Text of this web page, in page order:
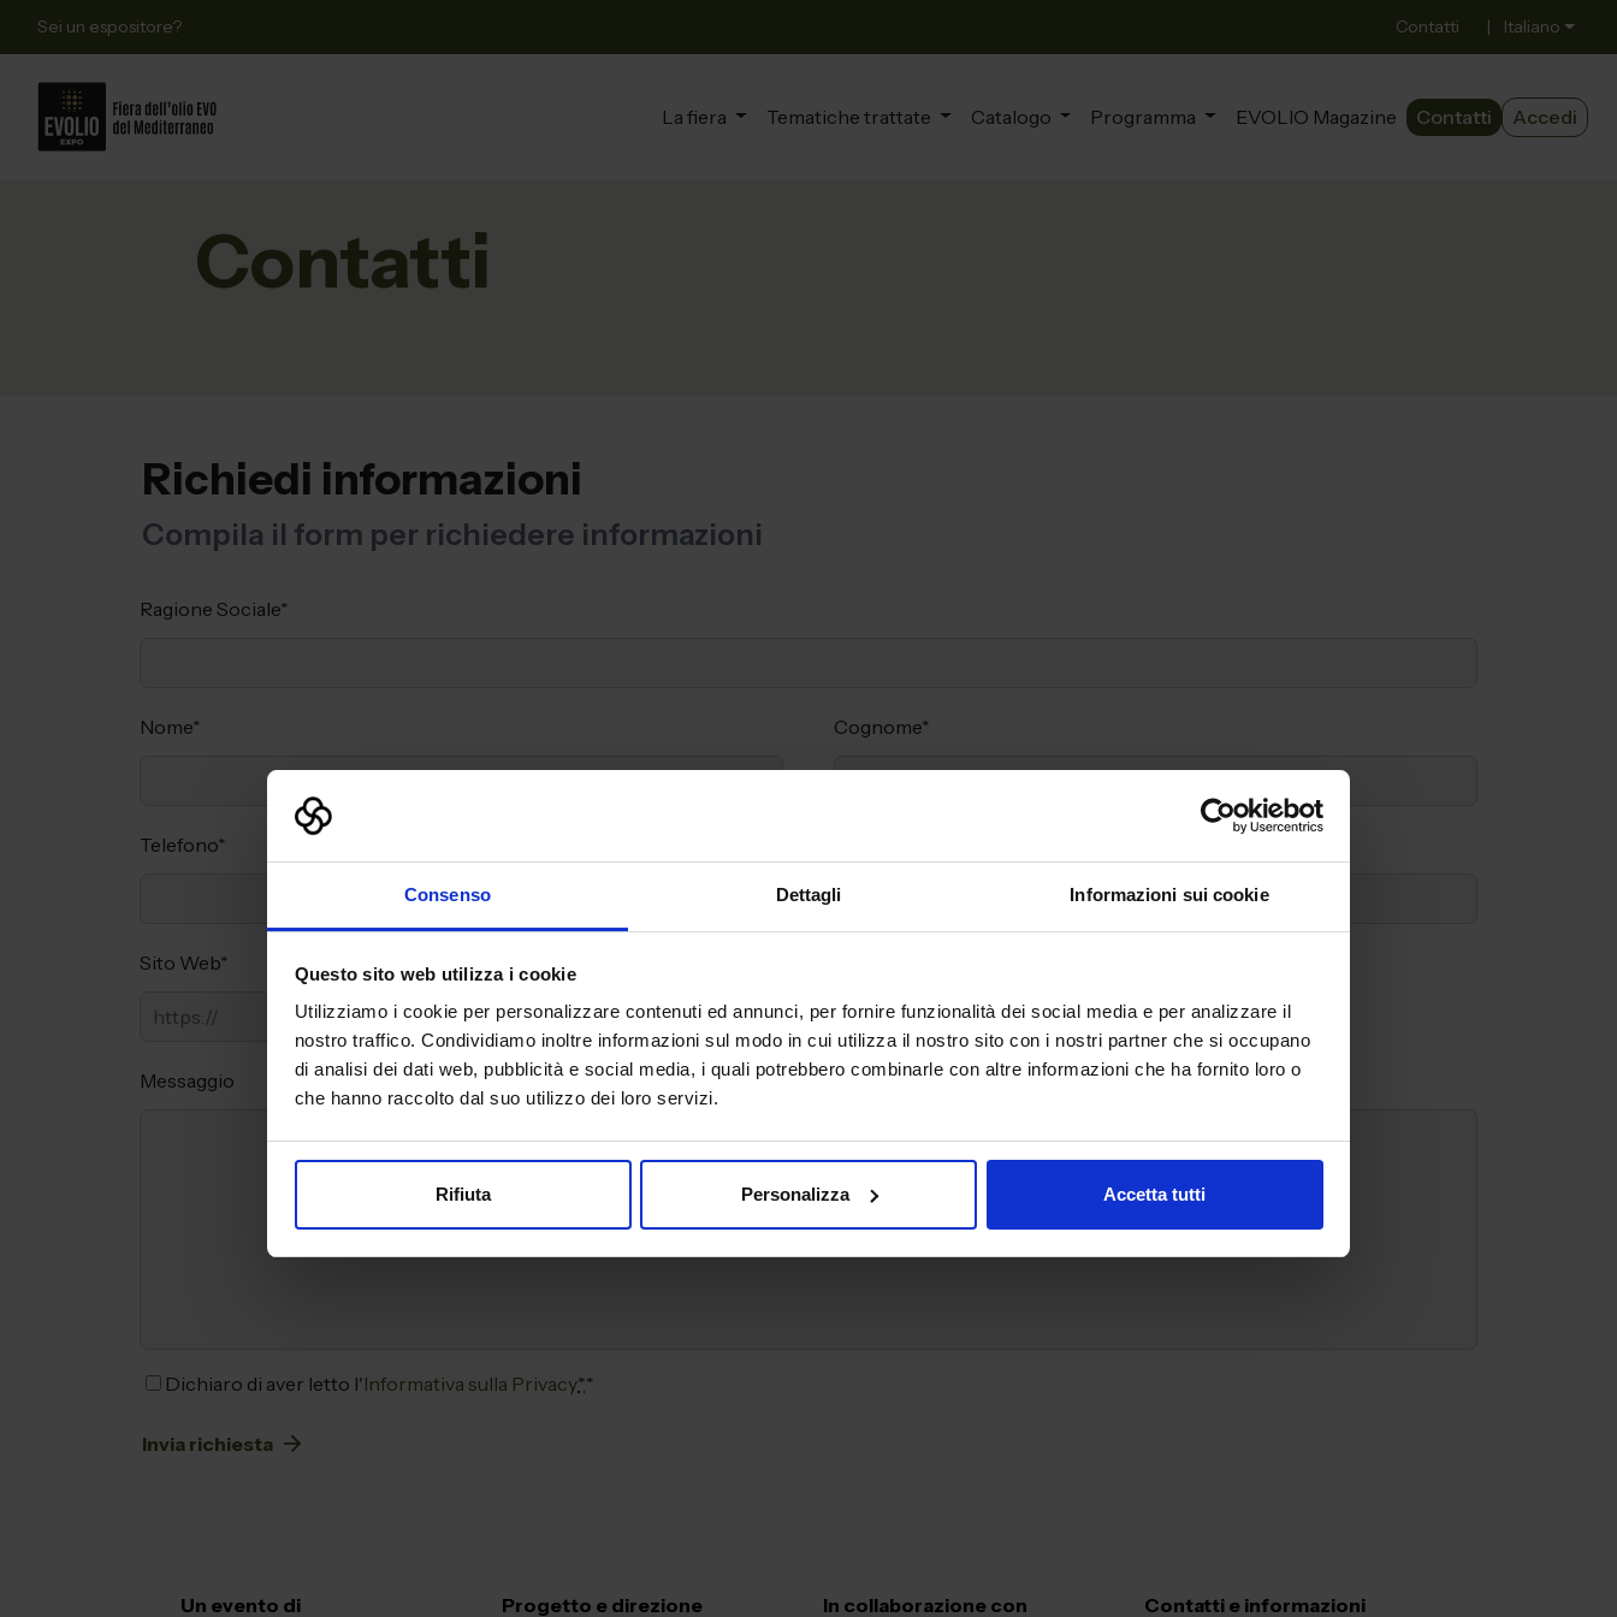
Consenso Dettagli Informazioni sui cookie
Questo sito web utilizza i cookie
Utilizziamo i cookie per personalizzare contenuti ed annunci, per fornire funzionalità dei social media e per analizzare il
nostro traffico. Condividiamo inoltre informazioni sul modo in cui utilizza il nostro sito con i nostri partner che si occupano
di analisi dei dati web, pubblicità e social media, i quali potrebbero combinarle con altre informazioni che ha fornito loro o
che hanno raccolto dal suo utilizzo dei loro servizi.
Rifiuta Personalizza Accetta tutti
Sei un espositore? Contatti | Italiano
La fiera Tematiche trattate Catalogo Programma EVOLIO Magazine Contatti Accedi
Contatti
Richiedi informazioni
Compila il form per richiedere informazioni
Ragione Sociale*
Nome* Cognome*
Telefono*
Sito Web*
Esporre
Visitare
Messaggio
* Dichiaro di aver letto l'Informativa sulla Privacy**
Un evento di Progetto e direzione In collaborazione con Contatti e informazioni